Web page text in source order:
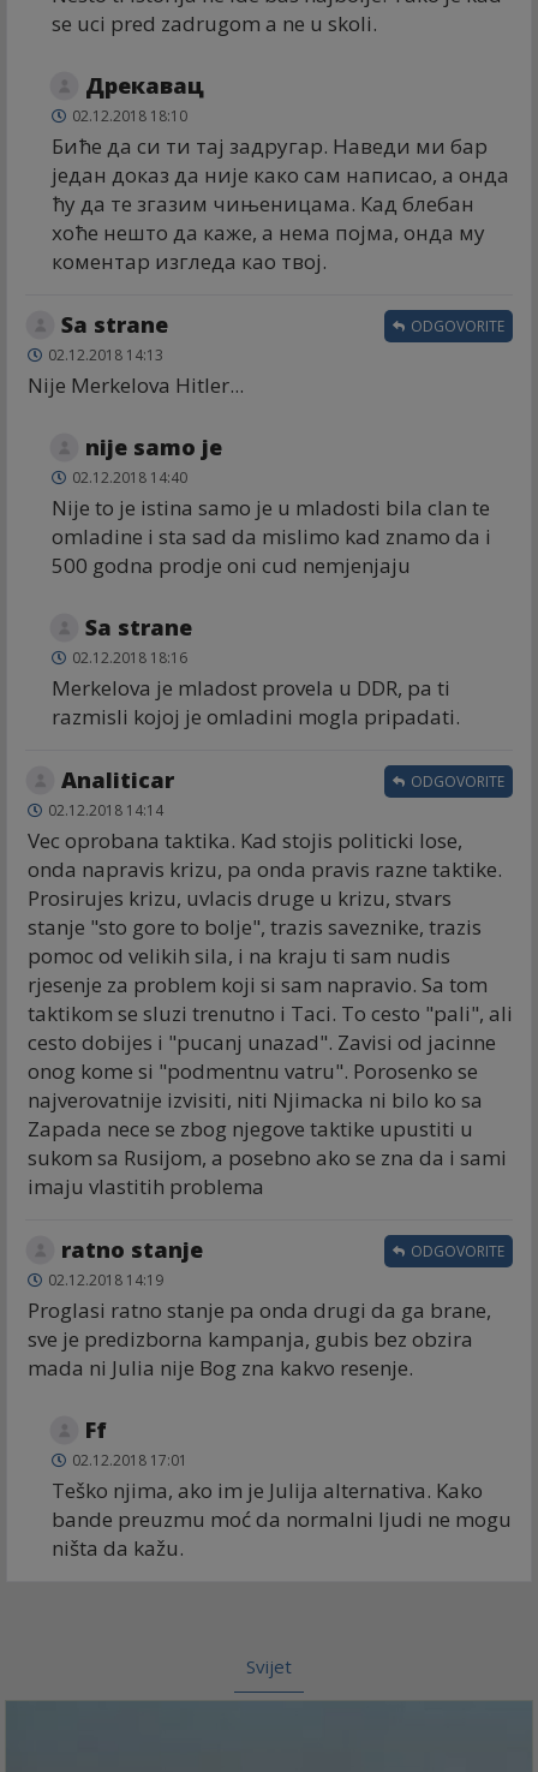
se uci pred zadrugom a ne u skoli.
Дрекавац
02.12.2018 18:10
Биће да си ти тај задругар. Наведи ми бар
један доказ да није како сам написао, а онда
ћу да те згазим чињеницама. Кад блебан
хоће нешто да каже, а нема појма, онда му
коментар изгледа као твој.
Sa strane
02.12.2018 14:13
Nije Merkelova Hitler...
ODGOVORITE
nije samo je
02.12.2018 14:40
Nije to je istina samo je u mladosti bila clan te
omladine i sta sad da mislimo kad znamo da i
500 godna prodje oni cud nemjenjaju
Sa strane
02.12.2018 18:16
Merkelova je mladost provela u DDR, pa ti
razmisli kojoj je omladini mogla pripadati.
Analiticar
02.12.2018 14:14
Vec oprobana taktika. Kad stojis politicki lose,
onda napravis krizu, pa onda pravis razne taktike.
Prosirujes krizu, uvlacis druge u krizu, stvars
stanje "sto gore to bolje", trazis saveznike, trazis
pomoc od velikih sila, i na kraju ti sam nudis
rjesenje za problem koji si sam napravio. Sa tom
taktikom se sluzi trenutno i Taci. To cesto "pali", ali
cesto dobijes i "pucanj unazad". Zavisi od jacinne
onog kome si "podmentnu vatru". Porosenko se
najverovatnije izvisiti, niti Njimacka ni bilo ko sa
Zapada nece se zbog njegove taktike upustiti u
sukom sa Rusijom, a posebno ako se zna da i sami
imaju vlastitih problema
ODGOVORITE
ratno stanje
02.12.2018 14:19
Proglasi ratno stanje pa onda drugi da ga brane,
sve je predizborna kampanja, gubis bez obzira
mada ni Julia nije Bog zna kakvo resenje.
ODGOVORITE
Ff
02.12.2018 17:01
Teško njima, ako im je Julija alternativa. Kako
bande preuzmu moć da normalni ljudi ne mogu
ništa da kažu.
Svijet